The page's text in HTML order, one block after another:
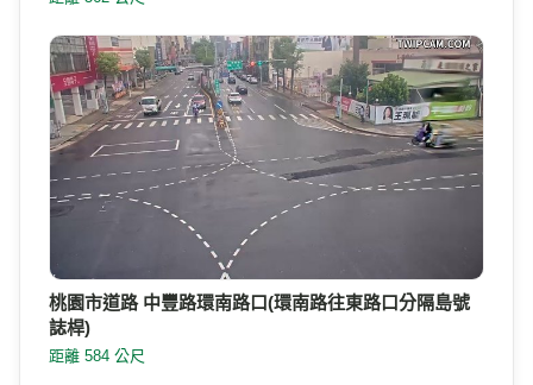
桃園市道路 中豐路環南路口(環南路往東路口分隔島號
誌桿)
距離 584 公尺